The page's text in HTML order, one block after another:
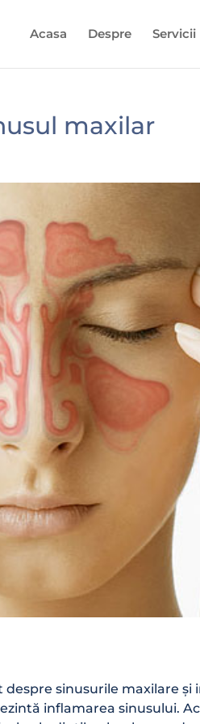
Acasa Despre Servicii
maxilar
sinusurile maxilare și
inflamarea sinusului.